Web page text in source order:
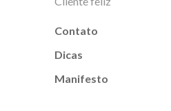
Contato
Dicas
Manifesto